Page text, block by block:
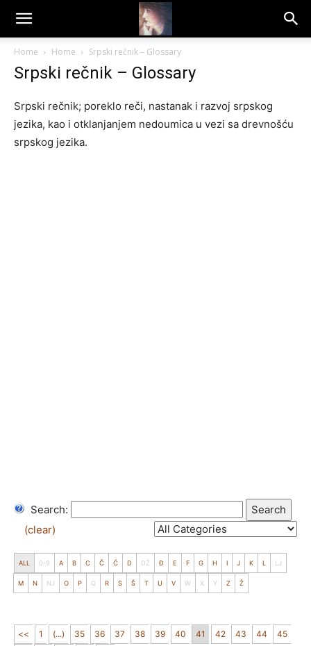
Dragana
Amarilis
Home Home Srpski rečnik – Glossary
Srpski rečnik – Glossary
Srpski rečnik; poreklo reči, nastanak i razvoj srpskog
jezika, kao i otklanjanjem nedoumica u vezi sa drevnošću
srpskog jezika.
Search:
Search
(clear)
ALL 0-9 A B C Č Ć D DŽ Đ E F G H I J K L LJ
M N NJ O P Q R S Š T U V W X Y Z Ž
<< 1 (...) 35 36 37 38 39 40 41 42 43 44
45